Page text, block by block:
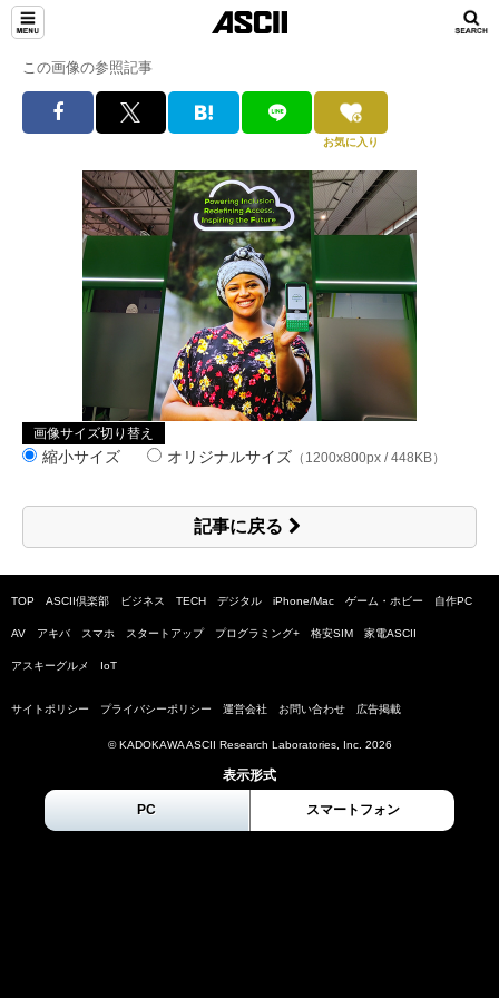
この画像の参照記事
お気に入り
画像サイズ切り替え
縮小サイズ オリジナルサイズ （1200x800px / 448KB）
記事に戻る
TOP ASCII倶楽部 ビジネス TECH デジタル iPhone/Mac ゲーム・ホビー 自作PC
AV アキバ スマホ スタートアップ プログラミング+ 格安SIM 家電ASCII
アスキーグルメ IoT
サイトポリシー プライバシーポリシー 運営会社 お問い合わせ 広告掲載
© KADOKAWA ASCII Research Laboratories, Inc. 2026
表示形式
PC スマートフォン